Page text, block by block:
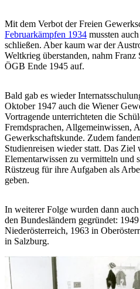
Mit dem Verbot der Freien
Februarkämpfen 1934 mussten
schließen. Aber kaum war der
Weltkrieg überstanden, nahm
ÖGB Ende 1945 auf.
Bald gab es wieder
Oktober 1947 auch die Wiener
Vortragende unterrichteten die
Fremdsprachen, Allgemeinwissen,
Gewerkschaftskunde. Zudem
Studienreisen wieder statt. Das Ziel
Elementarwissen zu vermitteln und
Rüstzeug für ihre Aufgaben als
geben.
In weiterer Folge wurden dann
den Bundesländern gegründet:
Niederösterreich, 1963 in
in Salzburg.